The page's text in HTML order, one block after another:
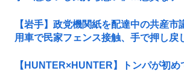
【岩手】政党機関紙を配達中の共産
用車で民家フェンス接触、手で押し戻
【HUNTER×HUNTER】トンパが初